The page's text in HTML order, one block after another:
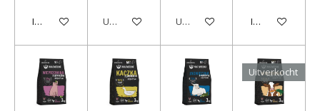
In winkelwagen Uitverkocht Uitverkocht In winkelwagen
Uitverkocht